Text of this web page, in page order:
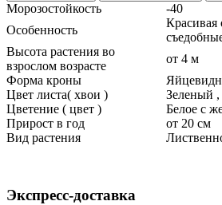
Морозостойкость
-40
Особенность
Красивая
Высота растения во
взрослом возрасте
от 4 м
Форма кроны
Цвет листа( хвои )
Зеленый ,
Цветение ( цвет )
Белое с
Прирост в год
от 20 см
Вид растения
Экспресс-доставка